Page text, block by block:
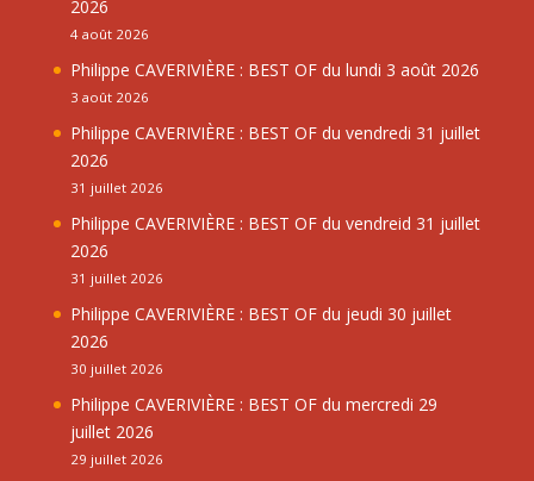
2026
4 août 2026
Philippe CAVERIVIÈRE : BEST OF du lundi 3 août 2026
3 août 2026
Philippe CAVERIVIÈRE : BEST OF du vendredi 31 juillet
2026
31 juillet 2026
Philippe CAVERIVIÈRE : BEST OF du vendreid 31 juillet
2026
31 juillet 2026
Philippe CAVERIVIÈRE : BEST OF du jeudi 30 juillet
2026
30 juillet 2026
Philippe CAVERIVIÈRE : BEST OF du mercredi 29
juillet 2026
29 juillet 2026